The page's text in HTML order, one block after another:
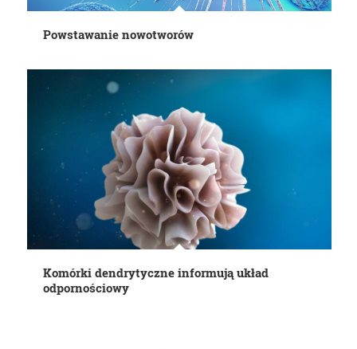
Powstawanie nowotworów
Komórki dendrytyczne informują układ
odpornościowy